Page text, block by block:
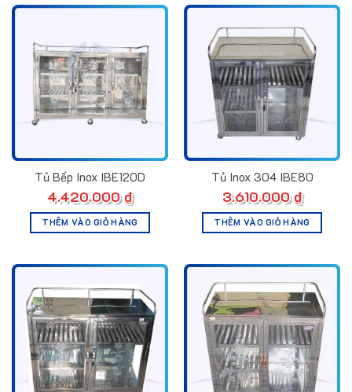
Tủ Bếp Inox IBE120D
4.420.000₫
THÊM VÀO GIỎ HÀNG
Tủ Inox 304 IBE80
3.610.000₫
THÊM VÀO GIỎ HÀNG